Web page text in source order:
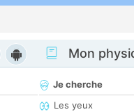
Mon
Je cherche
Les yeux